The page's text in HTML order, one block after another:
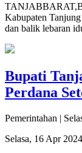
Kabupaten
dan balik lebaran
Bupati
Perdana
Pemerintahan |
Selasa, 16 Apr